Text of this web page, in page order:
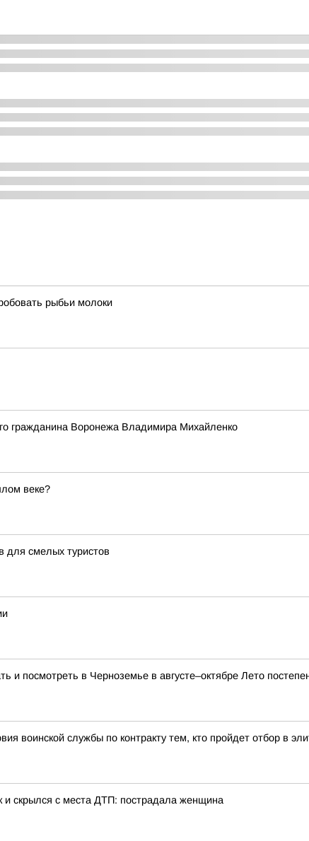
рыбьи молоки
гражданина Воронежа Владимира Михайленко
веке?
для смелых туристов
и посмотреть в Черноземье в августе–октябре Лето
воинской службы по контракту тем, кто пройдет отбор в
и скрылся с места ДТП: пострадала женщина